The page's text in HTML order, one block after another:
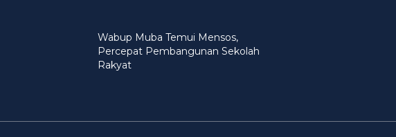
Wabup Muba Temui Mensos,
Percepat Pembangunan Sekolah
Rakyat